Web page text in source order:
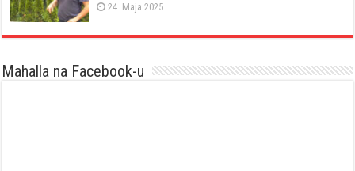
24. Maja 2025.
Mahalla na Facebook-u